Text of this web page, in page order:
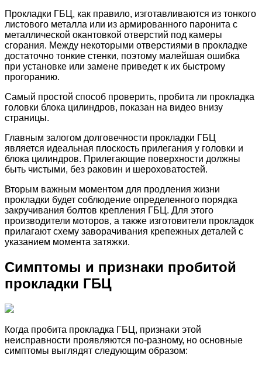
Прокладки ГБЦ, как правило, изготавливаются из тонкого
листового металла или из армированного паронита с
металлической окантовкой отверстий под камеры
сгорания. Между некоторыми отверстиями в прокладке
достаточно тонкие стенки, поэтому малейшая ошибка
при установке или замене приведет к их быстрому
прогоранию.
Самый простой способ проверить, пробита ли прокладка
головки блока цилиндров, показан на видео внизу
страницы.
Главным залогом долговечности прокладки ГБЦ
является идеальная плоскость прилегания у головки и
блока цилиндров. Прилегающие поверхности должны
быть чистыми, без раковин и шероховатостей.
Вторым важным моментом для продления жизни
прокладки будет соблюдение определенного порядка
закручивания болтов крепления ГБЦ. Для этого
производители моторов, а также изготовители прокладок
прилагают схему заворачивания крепежных деталей с
указанием момента затяжки.
Симптомы и признаки пробитой
прокладки ГБЦ
Когда пробита прокладка ГБЦ, признаки этой
неисправности проявляются по-разному, но основные
симптомы выглядят следующим образом: